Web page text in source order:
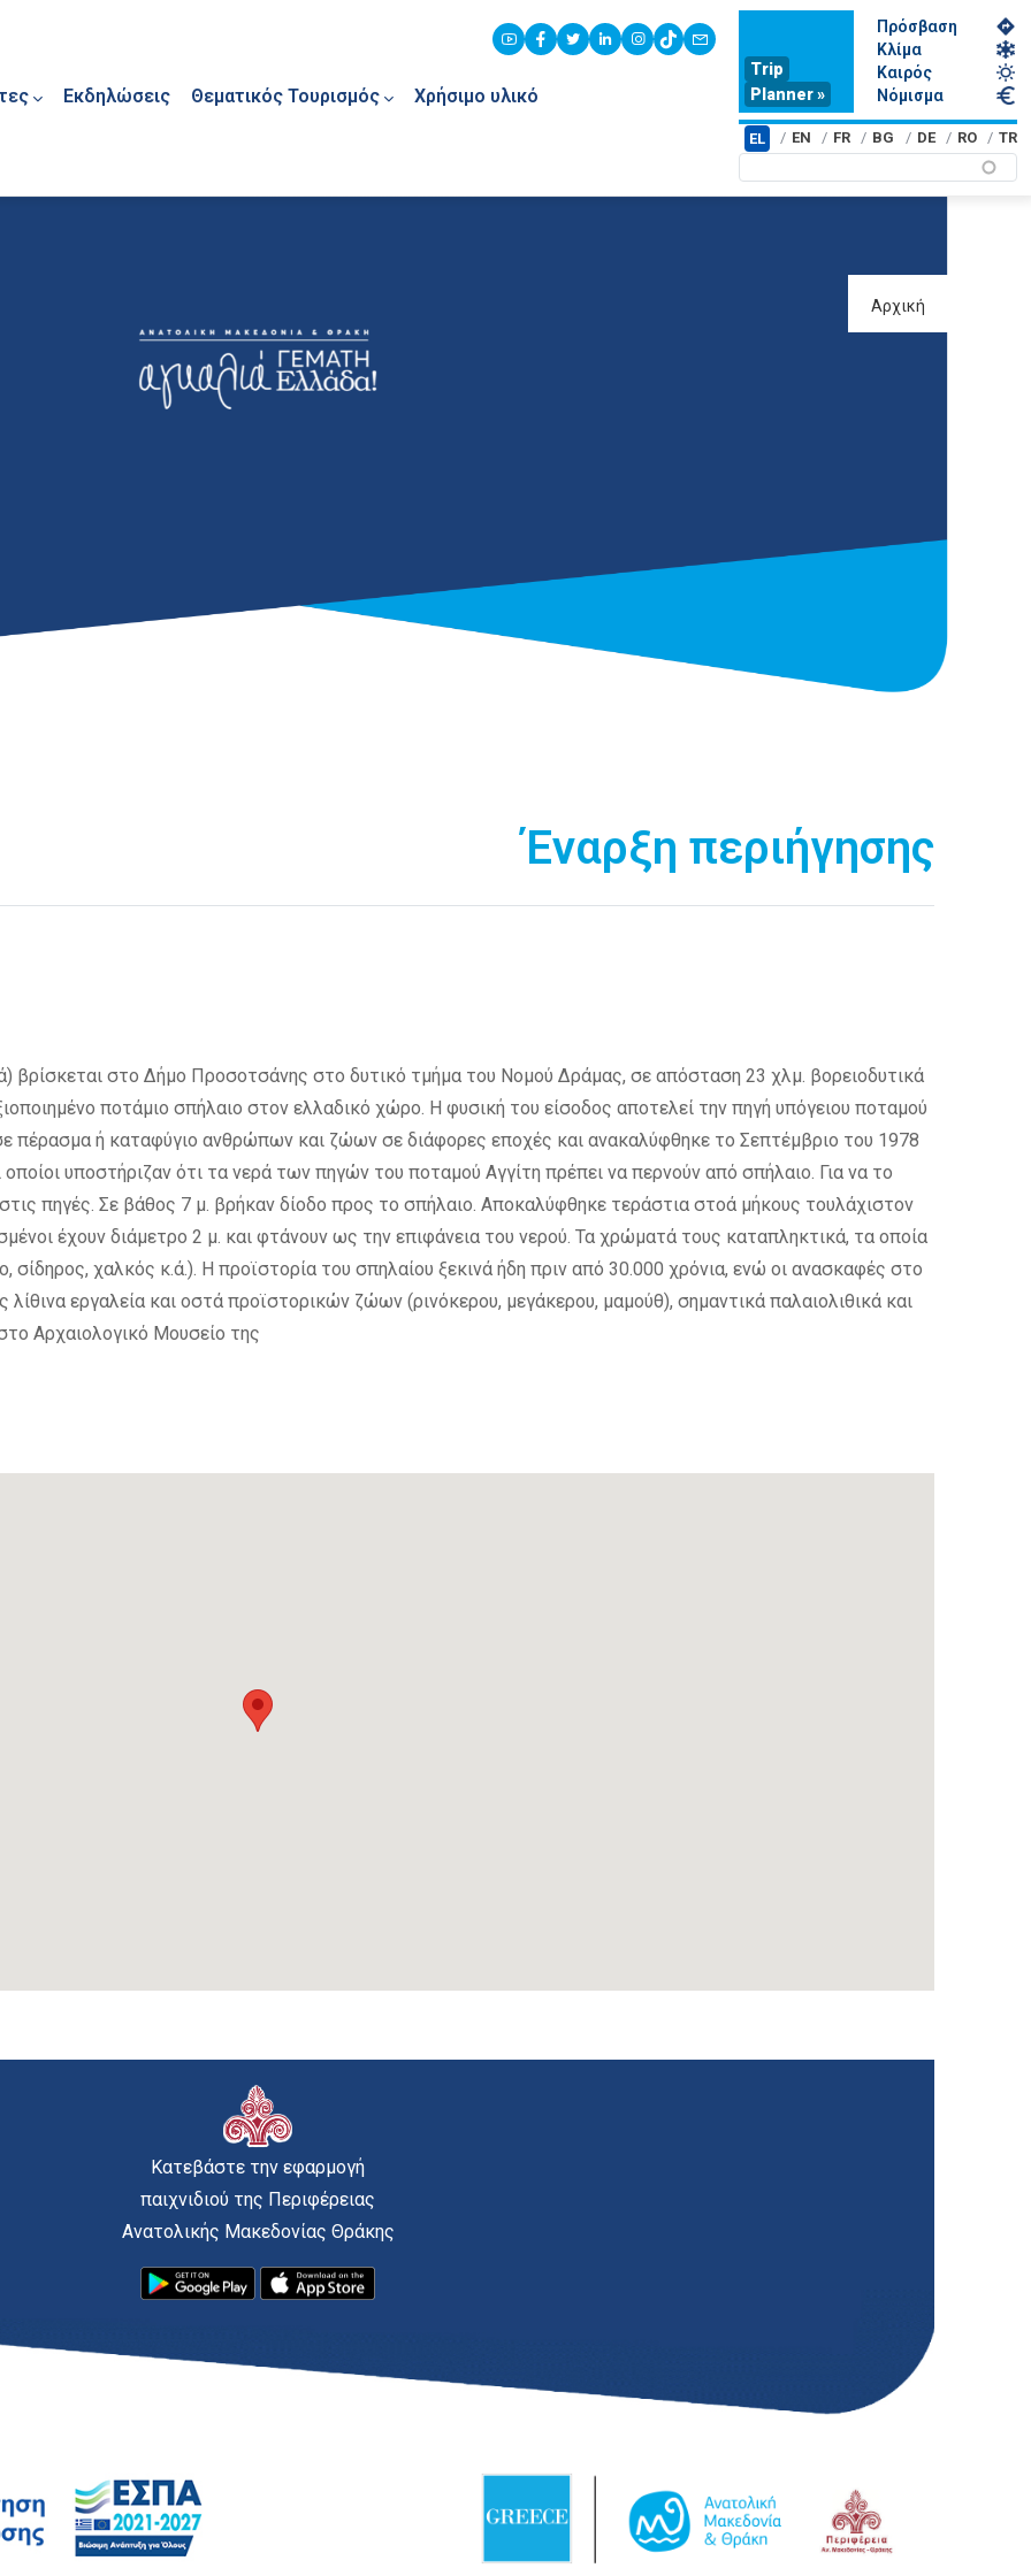
Εκδηλώσεις Θεματικός Τουρισμός Χρήσιμο υλικό
youtubefacebook
twitterlinkedininstagram
tiktokcontact
Trip
Planner »
Πρόσβαση
Κλίμα
Καιρός
Νόμισμα
EL EN FR BG DE RO TR
Αρχική
Έναρξη περιήγησης
βρίσκεται στο Δήμο Προσοτσάνης στο δυτικό τμήμα του Νομού Δράμας, σε απόσταση 23 χλμ. βορειοδυτικά
ποτάμιο σπήλαιο στον ελλαδικό χώρο. Η φυσική του είσοδος αποτελεί την πηγή υπόγειου ποταμού
πέρασμα ή καταφύγιο ανθρώπων και ζώων σε διάφορες εποχές και ανακαλύφθηκε το Σεπτέμβριο του 1978
υποστήριζαν ότι τα νερά των πηγών του ποταμού Αγγίτη πρέπει να περνούν από σπήλαιο. Για να το
πηγές. Σε βάθος 7 μ. βρήκαν δίοδο προς το σπήλαιο. Αποκαλύφθηκε τεράστια στοά μήκους τουλάχιστον
έχουν διάμετρο 2 μ. και φτάνουν ως την επιφάνεια του νερού. Τα χρώματά τους καταπληκτικά, τα οποία
σίδηρος, χαλκός κ.ά.). Η προϊστορία του σπηλαίου ξεκινά ήδη πριν από 30.000 χρόνια, ενώ οι ανασκαφές στο
εργαλεία και οστά προϊστορικών ζώων (ρινόκερου, μεγάκερου, μαμούθ), σημαντικά παλαιολιθικά και
Αρχαιολογικό Μουσείο της
Κατεβάστε την εφαρμογή
παιχνιδιού της Περιφέρειας
Ανατολικής Μακεδονίας Θράκης